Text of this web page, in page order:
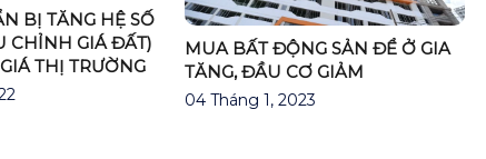
BỊ TĂNG HỆ SỐ
CHỈNH GIÁ ĐẤT)
THỊ TRƯỜNG
MUA BẤT ĐỘNG SẢN ĐỂ Ở GIA
TĂNG, ĐẦU CƠ GIẢM
04 Tháng 1, 2023